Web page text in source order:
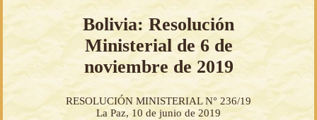
Bolivia: Resolución
Ministerial de 6 de
noviembre de 2019
RESOLUCIÓN MINISTERIAL N° 236/19
La Paz, 10 de junio de 2019